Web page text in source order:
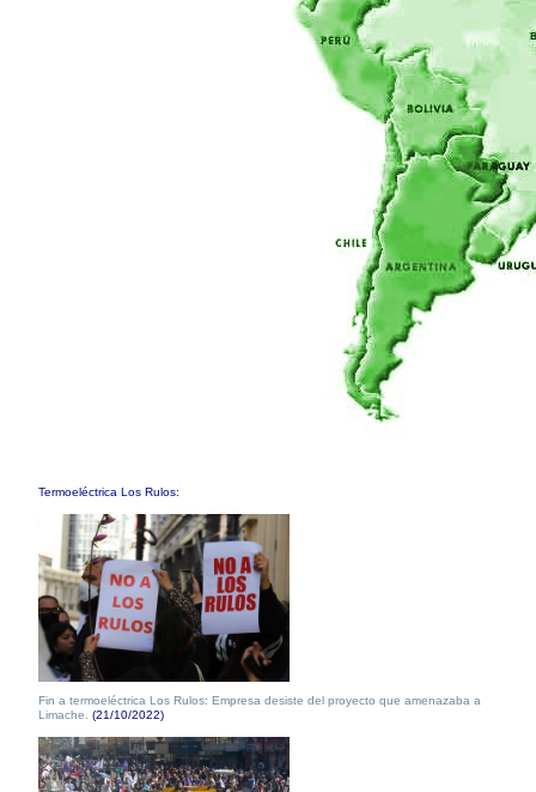
Termoeléctrica Los Rulos:
Fin a termoeléctrica Los Rulos: Empresa desiste del proyecto que amenazaba a
Limache. (21/10/2022)